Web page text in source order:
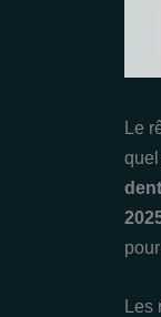
Le
Les